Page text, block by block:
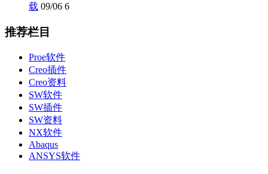
载 09/06 6
推荐栏目
Proe软件
Creo插件
Creo资料
SW软件
SW插件
SW资料
NX软件
Abaqus
ANSYS软件